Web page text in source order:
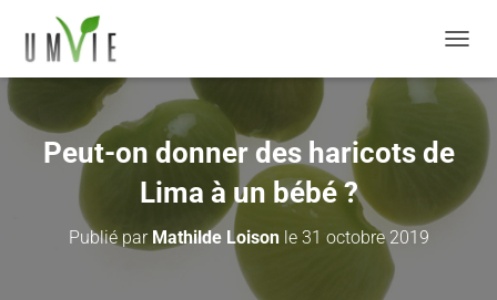
Peut-on donner des haricots de
Lima à un bébé ?
Publié par Mathilde Loisonle 31 octobre 2019